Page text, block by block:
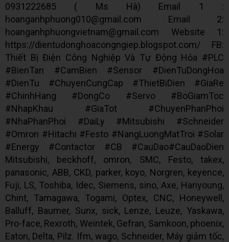
0931222685 ( Ms Hà) Email 1 :
hoanganhphuong010@gmail.com Email 2:
hoanganhphuongvietnam@gmail.com Website 1:
https://dientudonghoacongngiep.blogspot.com/ FB:
Thiết Bị Điện Công Nghiệp Và Tự Động Hóa #PLC
#BienTan #CamBien #Sensor #DienTuDongHoa
#DienTu #ChuyenCungCap #ThietBiDien #GiaRe
#ChinhHang #DongCo #Servo #BoGiamToc
#NhapKhau #GiaTot #ChuyenPhanPhoi
#NhaPhanPhoi #DaiLy #Mitsubishi #Schneider
#Omron #Hitachi #Festo #NangLuongMatTroi #Solar
#Energy #Contactor #CB #CauDao#CauDaoDien
Mitsubishi, beckhoff, omron, SMC, Festo, takex,
panasonic, ABB, CKD, parker, koyo, Norgren, keyence,
Fuji, LS, Toshiba, Idec, Siemens, sino, Axe, Hanyoung,
Chint, Tamagawa, Togami, Optex, CNC, Honeywell,
Balluff, Baumer, Sunx, sick, Lenze, Leuze, Yaskawa,
Pro-face, Rexroth, Weintek, Gefran, Samkoon, phoenix,
Eaton, Delta, Pilz. Ifm, wago, Schneider, Máy giảm tốc,